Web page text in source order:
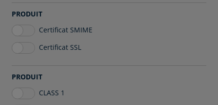
PRODUIT
Certificat SMIME
Certificat SSL
PRODUIT
CLASS 1